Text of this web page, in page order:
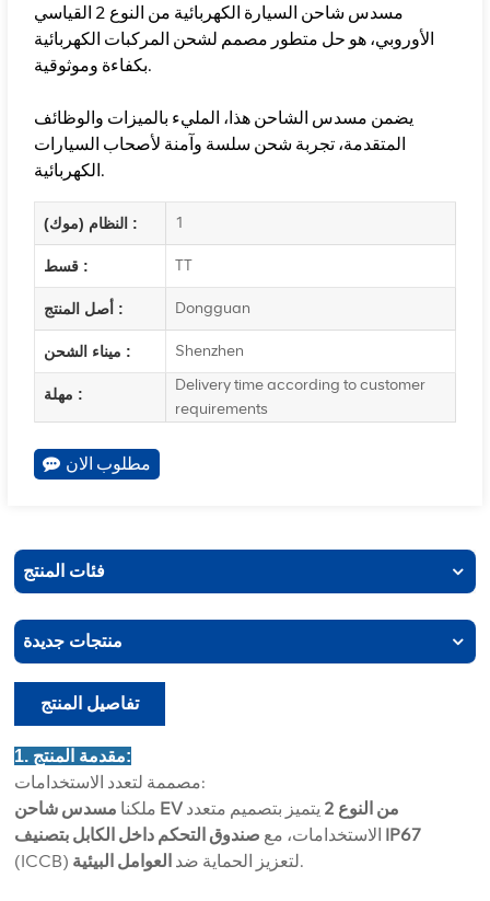
مسدس شاحن السيارة الكهربائية من النوع 2 القياسي
الأوروبي، هو حل متطور مصمم لشحن المركبات الكهربائية
بكفاءة وموثوقية.
يضمن مسدس الشاحن هذا، المليء بالميزات والوظائف
المتقدمة، تجربة شحن سلسة وآمنة لأصحاب السيارات
الكهربائية.
النظام (موك) : 1
قسط : TT
أصل المنتج : Dongguan
ميناء الشحن : Shenzhen
مهلة :
Delivery time according to customer
requirements
مطلوب الان
فئات المنتج
منتجات جديدة
تفاصيل المنتج
1. مقدمة المنتج:
مصممة لتعدد الاستخدامات:
ملكنا
مسدس شاحن EV من النوع 2
يتميز بتصميم متعدد
الاستخدامات، مع صندوق التحكم داخل الكابل بتصنيف IP67
(ICCB) لتعزيز الحماية ضد العوامل البيئية .